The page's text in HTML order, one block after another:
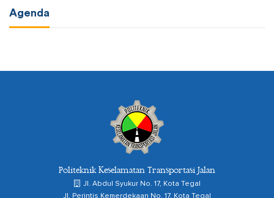
Agenda
Politeknik Keselamatan Transportasi Jalan
Jl. Abdul Syukur No. 17, Kota Tegal
Jl. Perintis Kemerdekaan No. 17, Kota Tegal